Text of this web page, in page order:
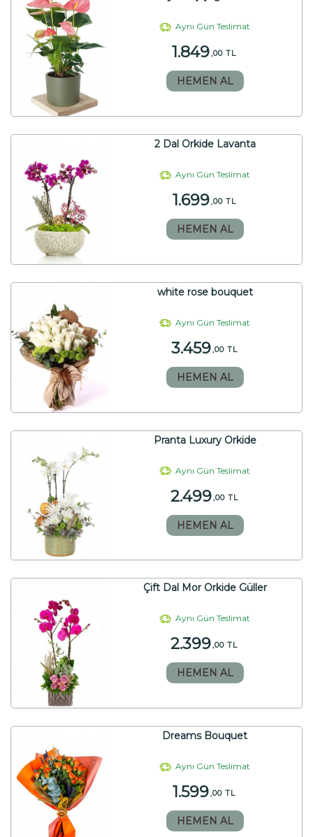
Aynı Gün Teslimat
1.849,00 TL
HEMEN AL
2 Dal Orkide Lavanta
Aynı Gün Teslimat
1.699,00 TL
HEMEN AL
white rose bouquet
Aynı Gün Teslimat
3.459 ,00 TL
HEMEN AL
Pranta Luxury Orkide
Aynı Gün Teslimat
2.499 ,00 TL
HEMEN AL
Çift Dal Mor Orkide Güller
Aynı Gün Teslimat
2.399,00 TL
HEMEN AL
Dreams Bouquet
Aynı Gün Teslimat
1.599,00 TL
HEMEN AL